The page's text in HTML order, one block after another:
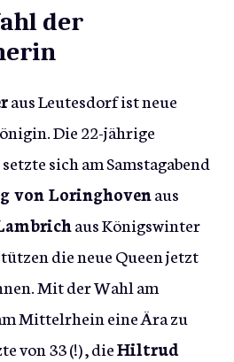
der
aus Leutesdorf ist neue
Die 22-jährige
sich am Samstagabend
von Loringhovenaus
aus Königswinter
die neue Queen jetzt
Mit der Wahl am
Mittelrhein eine Ära zu
von 33 (!) , dieHiltrud